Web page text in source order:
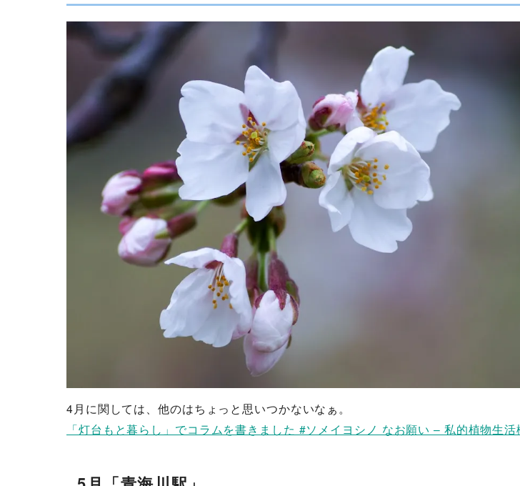
4月に関しては、他のはちょっと思いつかないなぁ。
「灯台もと暮らし」でコラムを書きました #ソメイヨシノ なお願い – 私的植物生活